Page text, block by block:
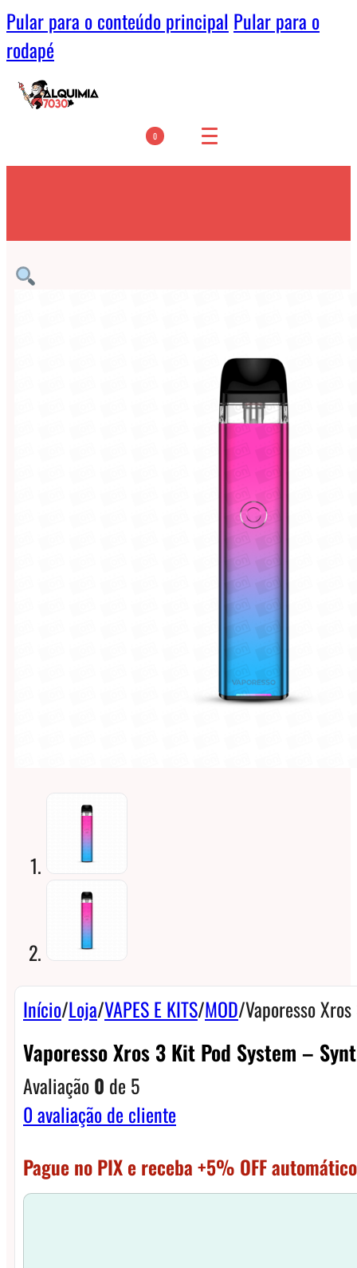
Pular para o conteúdo principal Pular para o
rodapé
0
Início/Loja/VAPES E KITS/MOD/Vaporesso
Vaporesso Xros 3 Kit Pod System –
Avaliação0 de 5
0avaliação de cliente
Pague no PIX e receba +5% OFF